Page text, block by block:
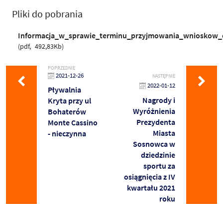
Pliki do pobrania
pdf 492,83Kb
POPRZEDNIE
2021-12-26
Pływalnia
Kryta przy ul
Bohaterów
Monte Cassino
- nieczynna
NASTĘPNIE
2022-01-12
Nagrody i
Wyróżnienia
Prezydenta
Miasta
Sosnowca w
dziedzinie
sportu za
osiągnięcia z IV
kwartału 2021
roku